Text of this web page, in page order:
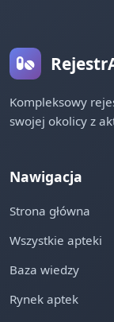
Kompleksowy
swojej okolicy z
Nawigacja
Strona główna
Wszystkie apteki
Baza wiedzy
Rynek aptek